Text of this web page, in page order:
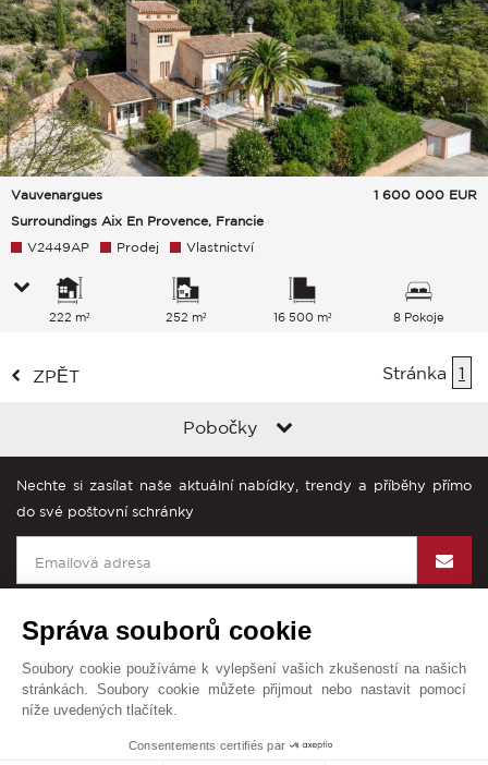
Vauvenargues
Surroundings Aix En Provence, Francie
1 600 000 EUR
V2449AP Prodej Vlastnictví
222 m² 252 m² 16 500 m² 8 Pokoje
ZPĚT Stránka 1
Pobočky
Nechte si zasílat naše aktuální nabídky, trendy a příběhy přímo
do své poštovní schránky
John Taylor na světě
Všeobecné obchodní podmínky
© John Taylor 2025. Všechna práva vyhrazena.
Správa souborů cookie
Soubory cookie používáme k vylepšení vašich zkušeností na našich
stránkách. Soubory cookie můžete přijmout nebo nastavit pomocí
níže uvedených tlačítek.
Consentements certifiés par